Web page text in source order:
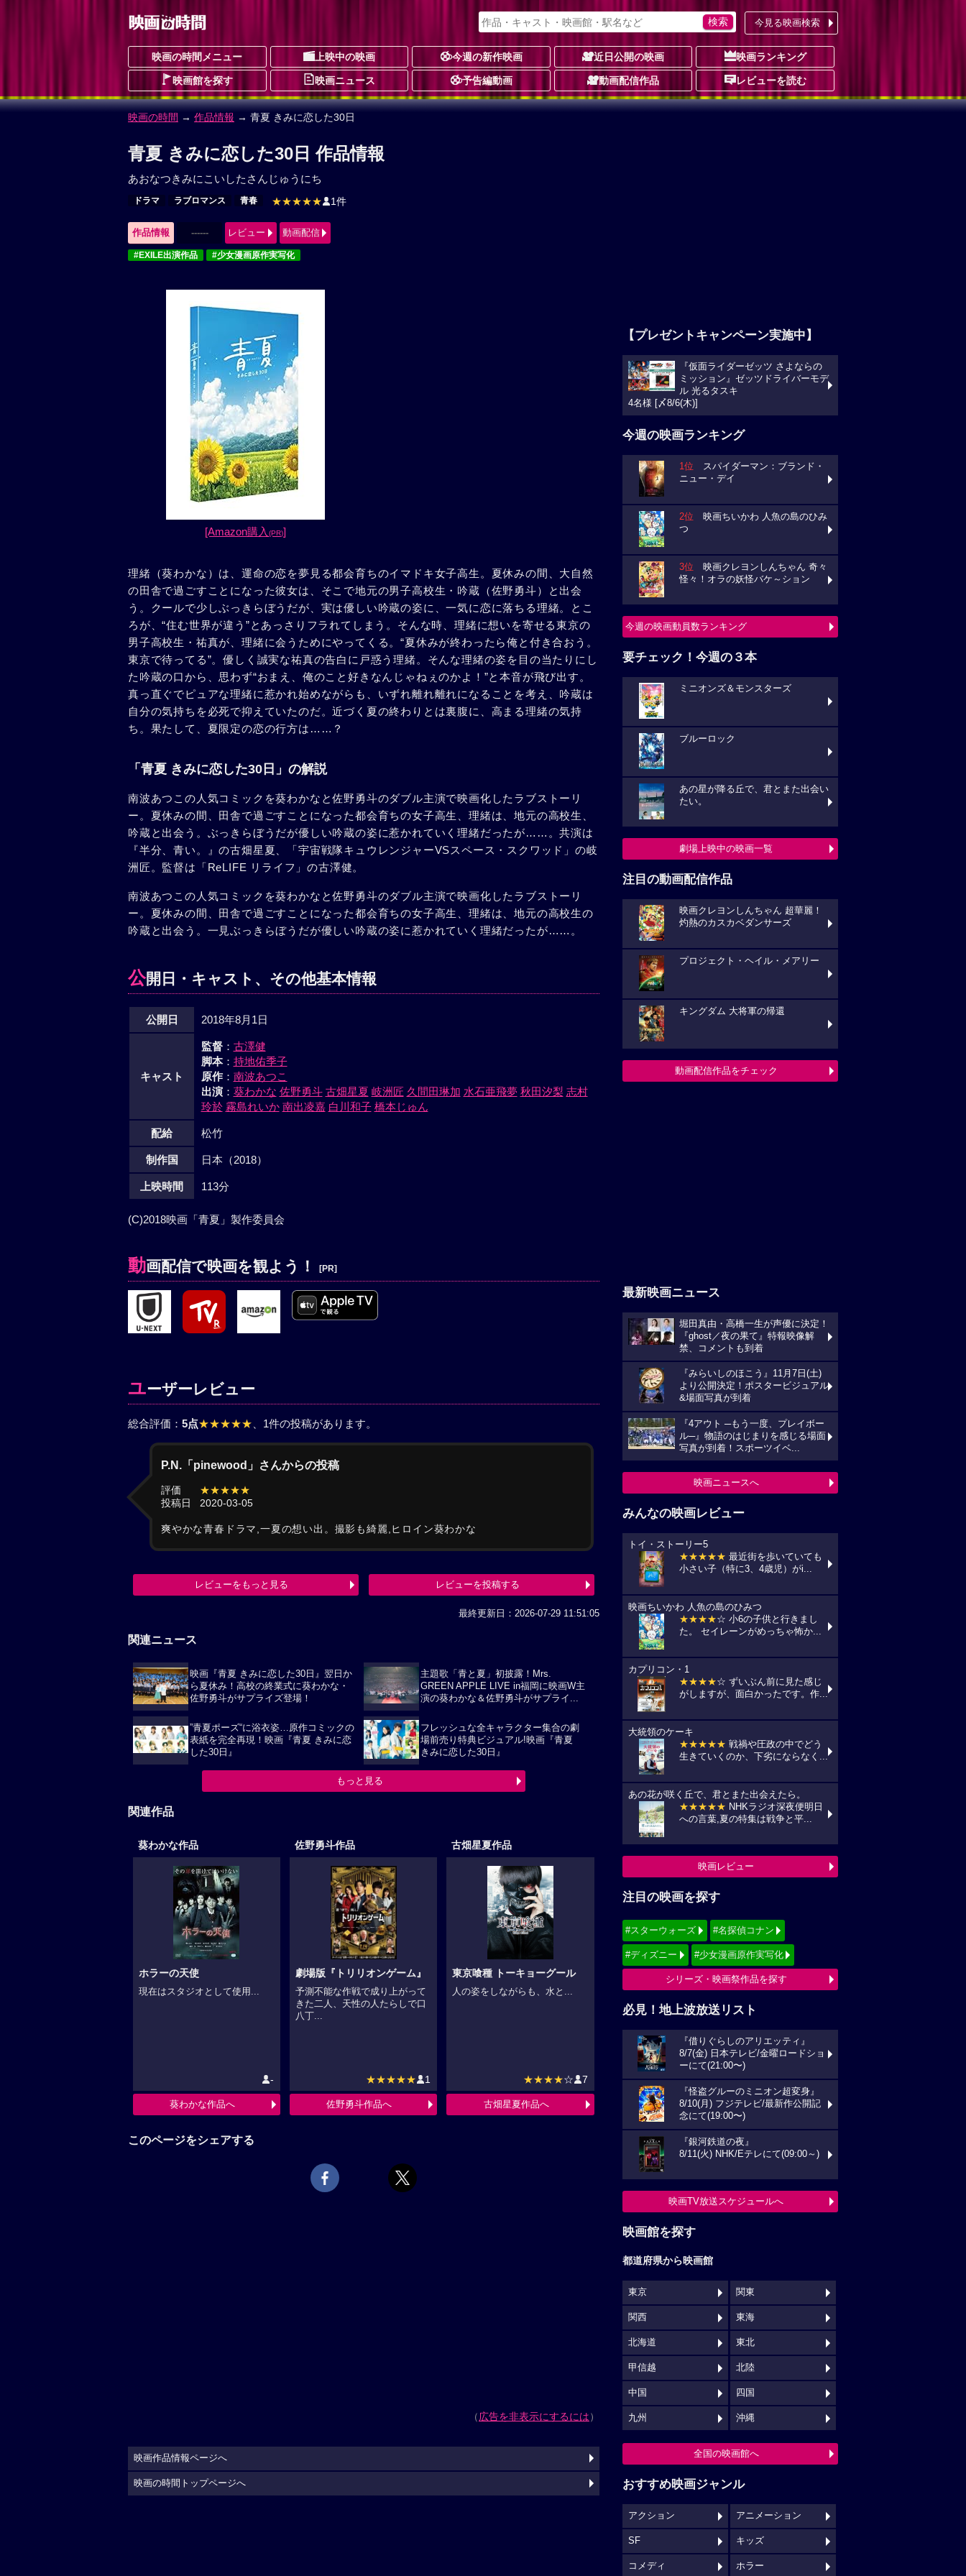
今見る映画検索
映画の時間メニュー 上映中の映画 今週の新作映画 近日公開の映画 映画ランキング
映画館を探す 映画ニュース 予告編動画 動画配信作品 レビューを読む
映画の時間 → 作品情報 → 青夏 きみに恋した30日
青夏 きみに恋した30日 作品情報
あおなつきみにこいしたさんじゅうにち
ドラマ ラブロマンス 青春 ★★★★★ 1件
作品情報 ------ レビュー 動画配信
#EXILE出演作品 #少女漫画原作実写化
[Amazon購入(PR)]
理緒（葵わかな）は、運命の恋を夢見る都会育ちのイマドキ女子高生。夏休みの間、大自然
の田舎で過ごすことになった彼女は、そこで地元の男子高校生・吟蔵（佐野勇斗）と出会
う。クールで少しぶっきらぼうだが、実は優しい吟蔵の姿に、一気に恋に落ちる理緒。とこ
ろが、“住む世界が違う”とあっさりフラれてしまう。そんな時、理緒に想いを寄せる東京の
男子高校生・祐真が、理緒に会うためにやってくる。“夏休みが終わったら俺と付き合おう。
東京で待ってる”。優しく誠実な祐真の告白に戸惑う理緒。そんな理緒の姿を目の当たりにし
た吟蔵の口から、思わず“おまえ、俺のこと好きなんじゃねぇのかよ！”と本音が飛び出す。
真っ直ぐでピュアな理緒に惹かれ始めながらも、いずれ離れ離れになることを考え、吟蔵は
自分の気持ちを必死で抑えていたのだ。近づく夏の終わりとは裏腹に、高まる理緒の気持
ち。果たして、夏限定の恋の行方は……？
「青夏 きみに恋した30日」の解説
南波あつこの人気コミックを葵わかなと佐野勇斗のダブル主演で映画化したラブストーリ
ー。夏休みの間、田舎で過ごすことになった都会育ちの女子高生、理緒は、地元の高校生、
吟蔵と出会う。ぶっきらぼうだが優しい吟蔵の姿に惹かれていく理緒だったが……。共演は
『半分、青い。』の古畑星夏、「宇宙戦隊キュウレンジャーVSスペース・スクワッド」の岐
洲匠。監督は「ReLIFE リライフ」の古澤健。
南波あつこの人気コミックを葵わかなと佐野勇斗のダブル主演で映画化したラブストーリ
ー。夏休みの間、田舎で過ごすことになった都会育ちの女子高生、理緒は、地元の高校生の
吟蔵と出会う。一見ぶっきらぼうだが優しい吟蔵の姿に惹かれていく理緒だったが……。
公開日・キャスト、その他基本情報
公開日 2018年8月1日
キャスト
監督： 古澤健
脚本： 持地佑季子
原作： 南波あつこ
出演： 葵わかな 佐野勇斗 古畑星夏 岐洲匠 久間田琳加 水石亜飛夢 秋田汐梨 志村
玲於 霧島れいか 南出凌嘉 白川和子 橋本じゅん
配給 松竹
制作国 日本（2018）
上映時間 113分
(C)2018映画「青夏」製作委員会
動画配信で映画を観よう！ [PR]
ユーザーレビュー
総合評価： 5点★★★★★ 、1件の投稿があります。
P.N.「pinewood」さんからの投稿
評価
★★★★★
投稿日
2020-03-05
爽やかな青春ドラマ,一夏の想い出。撮影も綺麗,ヒロイン葵わかな
レビューをもっと見る レビューを投稿する
最終更新日：2026-07-29 11:51:05
関連ニュース
映画『青夏 きみに恋した30日』翌日か
ら夏休み！高校の終業式に葵わかな・
佐野勇斗がサプライズ登場！
主題歌「青と夏」初披露！Mrs.
GREEN APPLE LIVE in福岡に映画W主
演の葵わかな＆佐野勇斗がサプライ...
”青夏ポーズ“に浴衣姿…原作コミックの
表紙を完全再現！映画『青夏 きみに恋
した30日』
フレッシュな全キャラクター集合の劇
場前売り特典ビジュアル!映画『青夏
きみに恋した30日』
もっと見る
関連作品
葵わかな作品
ホラーの天使
現在はスタジオとして使用...
-
葵わかな作品へ
佐野勇斗作品
劇場版『トリリオンゲーム』
予測不能な作戦で成り上がって
きた二人、天性の人たらしで口
八丁...
★★★★★ 1
佐野勇斗作品へ
古畑星夏作品
東京喰種 トーキョーグール
人の姿をしながらも、水と...
★★★★☆ 7
古畑星夏作品へ
このページをシェアする
（広告を非表示にするには）
【プレゼントキャンペーン実施中】
『仮面ライダーゼッツ さよならの
ミッション』ゼッツドライバーモデ
ル 光るタスキ
4名様 [〆8/6(木)]
今週の映画ランキング
1位 スパイダーマン：ブランド・
ニュー・デイ
2位 映画ちいかわ 人魚の島のひみ
つ
3位 映画クレヨンしんちゃん 奇々
怪々！オラの妖怪バケ～ション
今週の映画動員数ランキング
要チェック！今週の３本
ミニオンズ＆モンスターズ
ブルーロック
あの星が降る丘で、君とまた出会い
たい。
劇場上映中の映画一覧
注目の動画配信作品
映画クレヨンしんちゃん 超華麗！
灼熱のカスカベダンサーズ
プロジェクト・ヘイル・メアリー
キングダム 大将軍の帰還
動画配信作品をチェック
最新映画ニュース
堀田真由・高橋一生が声優に決定！
『ghost／夜の果て』特報映像解
禁、コメントも到着
『みらいしのほこう』11月7日(土)
より公開決定！ポスタービジュアル
&場面写真が到着
『4アウト ─もう一度、プレイボー
ル─』物語のはじまりを感じる場面
写真が到着！スポーツイベ...
映画ニュースへ
みんなの映画レビュー
トイ・ストーリー5
★★★★★ 最近街を歩いていても
小さい子（特に3、4歳児）がi...
映画ちいかわ 人魚の島のひみつ
★★★★☆ 小6の子供と行きまし
た。 セイレーンがめっちゃ怖か...
カプリコン・1
★★★★☆ ずいぶん前に見た感じ
がしますが、面白かったです。作...
大統領のケーキ
★★★★★ 戦禍や圧政の中でどう
生きていくのか、下劣にならなく...
あの花が咲く丘で、君とまた出会えたら。
★★★★★ NHKラジオ深夜便明日
への言葉,夏の特集は戦争と平...
映画レビュー
注目の映画を探す
#スターウォーズ #名探偵コナン
#ディズニー #少女漫画原作実写化
シリーズ・映画祭作品を探す
必見！地上波放送リスト
『借りぐらしのアリエッティ』
8/7(金) 日本テレビ/金曜ロードショ
ーにて(21:00〜)
『怪盗グルーのミニオン超変身』
8/10(月) フジテレビ/最新作公開記
念にて(19:00〜)
『銀河鉄道の夜』
8/11(火) NHK/Eテレにて(09:00～)
映画TV放送スケジュールへ
映画館を探す
都道府県から映画館
東京 関東
関西 東海
北海道 東北
甲信越 北陸
中国 四国
九州 沖縄
全国の映画館へ
おすすめ映画ジャンル
アクション アニメーション
SF キッズ
コメディ ホラー
映画作品情報ページへ
映画の時間トップページへ